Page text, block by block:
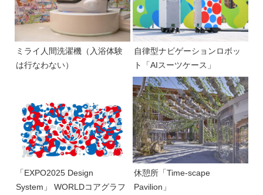
ミライ人間洗濯機（入浴体験
は行なわない）
自律型ナビゲーションロボッ
ト「AIスーツケース」
「EXPO2025 Design
System」 WORLDコアグラフ
休憩所「Time-scape
Pavilion」